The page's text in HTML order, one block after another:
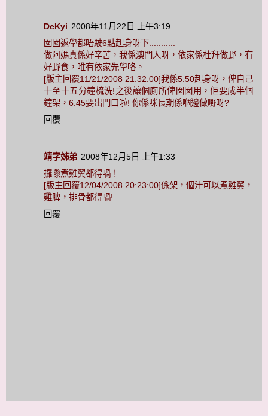
DeKyi 2008年11月22日 上午3:19
囡囡返學都唔駛6點起身呀下...........
做阿媽真係好辛苦，我係澳門人呀，依家係杜拜做野，冇
好野食，唯有依家先學咯。
[版主回覆11/21/2008 21:32:00]我係5:50起身呀，俾自己
十至十五分鐘梳洗!之後讓個廁所俾囡囡用，佢要成半個
鐘架，6:45要出門口啦! 你係咪長期係嗰邊做嘢呀?
回覆
靖字姊弟 2008年12月5日 上午1:33
攞嚟煮雞翼都得喎！
[版主回覆12/04/2008 20:23:00]係架，個汁可以煮雞翼，
雞脾，排骨都得喎!
回覆